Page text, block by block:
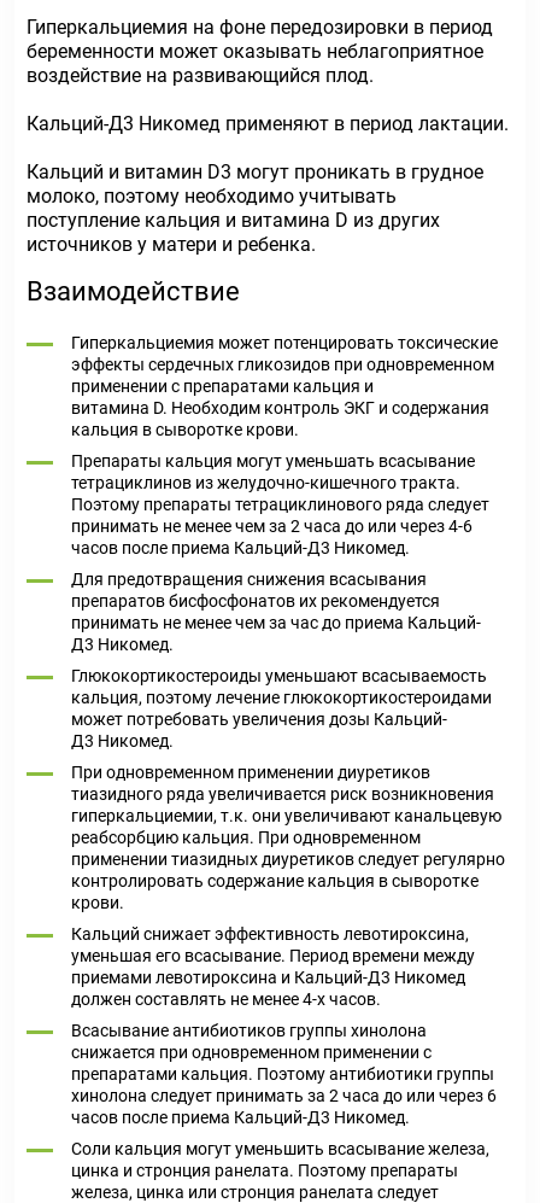
Гиперкальциемия на фоне передозировки в период
беременности может оказывать неблагоприятное
воздействие на развивающийся плод.
Кальций-Д3 Никомед применяют в период лактации.
Кальций и витамин D3 могут проникать в грудное
молоко, поэтому необходимо учитывать
поступление кальция и витамина D из других
источников у матери и ребенка.
Взаимодействие
Гиперкальциемия может потенцировать токсические
эффекты сердечных гликозидов при одновременном
применении с препаратами кальция и
витамина D. Необходим контроль ЭКГ и содержания
кальция в сыворотке крови.
Препараты кальция могут уменьшать всасывание
тетрациклинов из желудочно-кишечного тракта.
Поэтому препараты тетрациклинового ряда следует
принимать не менее чем за 2 часа до или через 4-6
часов после приема Кальций-Д3 Никомед.
Для предотвращения снижения всасывания
препаратов бисфосфонатов их рекомендуется
принимать не менее чем за час до приема Кальций-
Д3 Никомед.
Глюкокортикостероиды уменьшают всасываемость
кальция, поэтому лечение глюкокортикостероидами
может потребовать увеличения дозы Кальций-
Д3 Никомед.
При одновременном применении диуретиков
тиазидного ряда увеличивается риск возникновения
гиперкальциемии, т.к. они увеличивают канальцевую
реабсорбцию кальция. При одновременном
применении тиазидных диуретиков следует регулярно
контролировать содержание кальция в сыворотке
крови.
Кальций снижает эффективность левотироксина,
уменьшая его всасывание. Период времени между
приемами левотироксина и Кальций-Д3 Никомед
должен составлять не менее 4-х часов.
Всасывание антибиотиков группы хинолона
снижается при одновременном применении с
препаратами кальция. Поэтому антибиотики группы
хинолона следует принимать за 2 часа до или через 6
часов после приема Кальций-Д3 Никомед.
Соли кальция могут уменьшить всасывание железа,
цинка и стронция ранелата. Поэтому препараты
железа, цинка или стронция ранелата следует